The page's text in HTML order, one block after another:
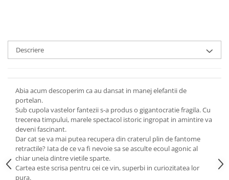
Descriere
Abia acum descoperim ca au dansat in manej elefantii de
portelan.
Sub cupola vastelor fantezii s-a produs o gigantocratie fragila. Cu
trecerea timpului, marele spectacol istoric ingropat in amintire va
deveni fascinant.
Dar cat se va mai putea recupera din craterul plin de fantome
retractile? Iata de ce va fi nevoie sa se asculte ecoul agonic al
chiar uneia dintre vietile sparte.
Cartea este scrisa pentru cei ce vin, superbi in curiozitatea lor
pura.